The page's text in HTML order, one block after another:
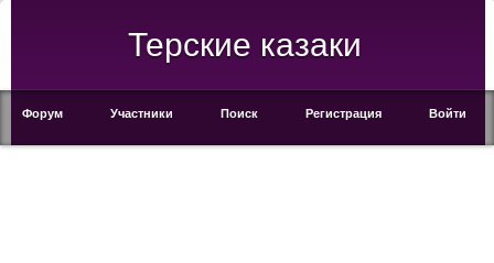
Терские казаки
Форум Участники Поиск Регистрация Войти